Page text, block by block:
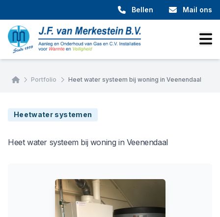
Bellen Mail ons
HomePortfolio Heet water systeem bij woning in Veenendaal
Heetwater systemen
Heet water systeem bij woning in Veenendaal